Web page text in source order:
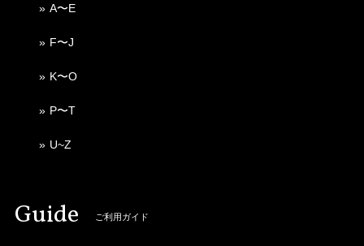
A〜E
F〜J
K〜O
P〜T
U~Z
Guide ご利用ガイド